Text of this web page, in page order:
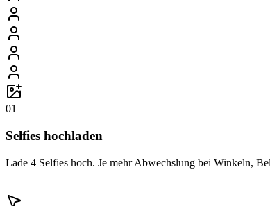
01
Selfies hochladen
Lade 4 Selfies hoch. Je mehr Abwechslung bei Winkeln,